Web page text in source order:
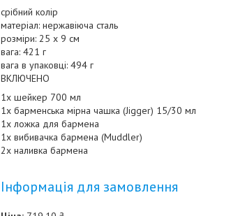
срібний колір
матеріал: нержавіюча сталь
розміри: 25 х 9 см
вага: 421 г
вага в упаковці: 494 г
ВКЛЮЧЕНО
1x шейкер 700 мл
1x барменська мірна чашка (Jigger) 15/30 мл
1x ложка для бармена
1x вибивачка бармена (Muddler)
2x наливка бармена
Інформація для замовлення